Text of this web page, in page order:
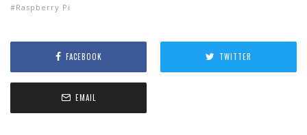
Raspberry Pi
FACEBOOK TWITTER
EMAIL